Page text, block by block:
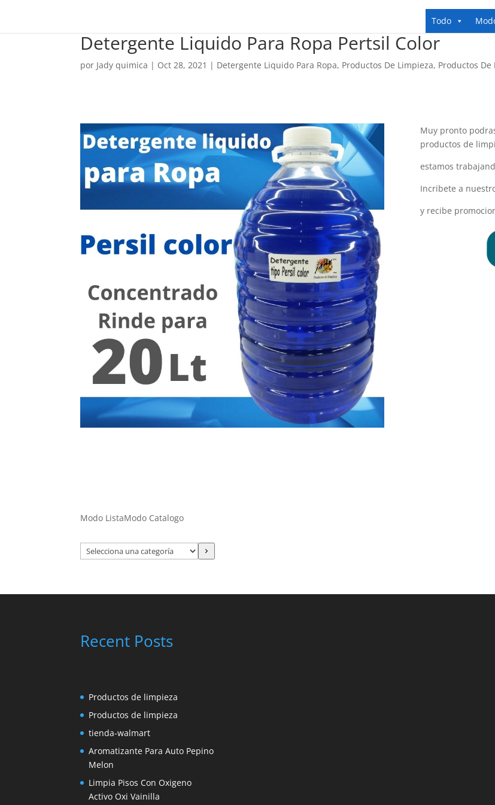
Todo
Detergente Liquido Para Ropa Pertsil Color
por Jady quimica | Oct 28, 2021 | Detergente Liquido Para Ropa, Productos De Limpieza, Productos De
Muy pronto
productos de
estamos
Incribete a
y recibe
Modo ListaModo Catalogo
Selecciona
una
Recent Posts
Productos de limpieza
Productos de limpieza
tienda-walmart
Aromatizante Para Auto Pepino
Melon
Limpia Pisos Con Oxigeno
Activo Oxi Vainilla